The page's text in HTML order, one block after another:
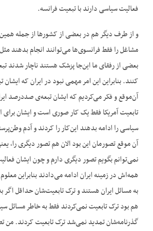
فعالیت سیاسی دارند با تبعیت فرانسه.
و از طرف دیگر هم در بعضی از کشورها از جمله
مشاغل را فقط فرانسوی‌ها می‌توانند انجام بدهند
بعضی از رفقای ما این‌جا پزشک هستند ناچار شدند
کنند. بنابراین این امر مهمی نبود در ایران که
آن‌موقع و فکر می‌کردیم که ایشان تبعه‌ی صددرصد
تابعیت آمریکا فقط یک کار صوری است و ایشان
سیاسی را ادامه بدهند این‌کار را کردند و آ‌دم
آن موقع تصورمان این بود الان هم تصور دیگری را،
نمی‌توانم بگویم تصور دیگری دارم و چون ایشان
همه‌اش در زمینه ایران ادامه می‌دادند بنابراین
به مسائل ایران هستند و ترک تابعیت‌شان حداقل
هم بود ترک تابعیت نمی‌کردند فقط به خاطر مسائل
گذرنامه‌شان تمدید نمی‌شد ترک تابعیت کردند. من